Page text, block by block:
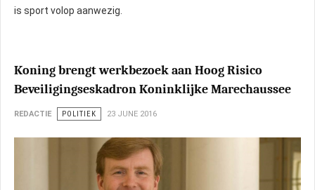
is sport volop aanwezig.
Koning brengt werkbezoek aan Hoog Risico
Beveiligingseskadron Koninklijke Marechaussee
REDACTIE POLITIEK 23 JUNE 2016